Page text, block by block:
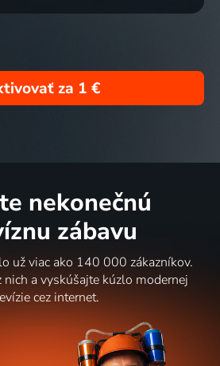
za 1 €
nekonečnú
zábavu
už viac ako 140 000 zákazníkov.
nich a vyskúšajte kúzlo modernej
cez internet.